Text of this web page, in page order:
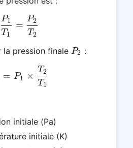
\frac{P_1}{T_1} =
T1
P1 =
T2
P2
la pression finale P_2
P2 :
P_2 = P_1 \times
= P1 ×
T1
T2
initiale (Pa)
initiale (K)